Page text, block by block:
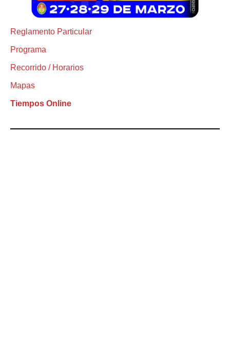
Reglamento Particular
Programa
Recorrido / Horarios
Mapas
Tiempos Online